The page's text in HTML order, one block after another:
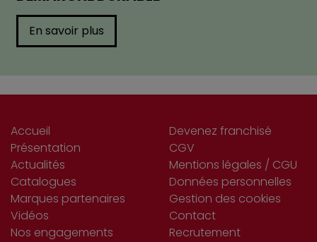
En savoir plus
Accueil
Présentation
Actualités
Catalogues
Marques partenaires
Vidéos
Nos engagements
Devenez franchisé
CGV
Mentions légales / CGU
Données personnelles
Gestion des cookies
Contact
Recrutement